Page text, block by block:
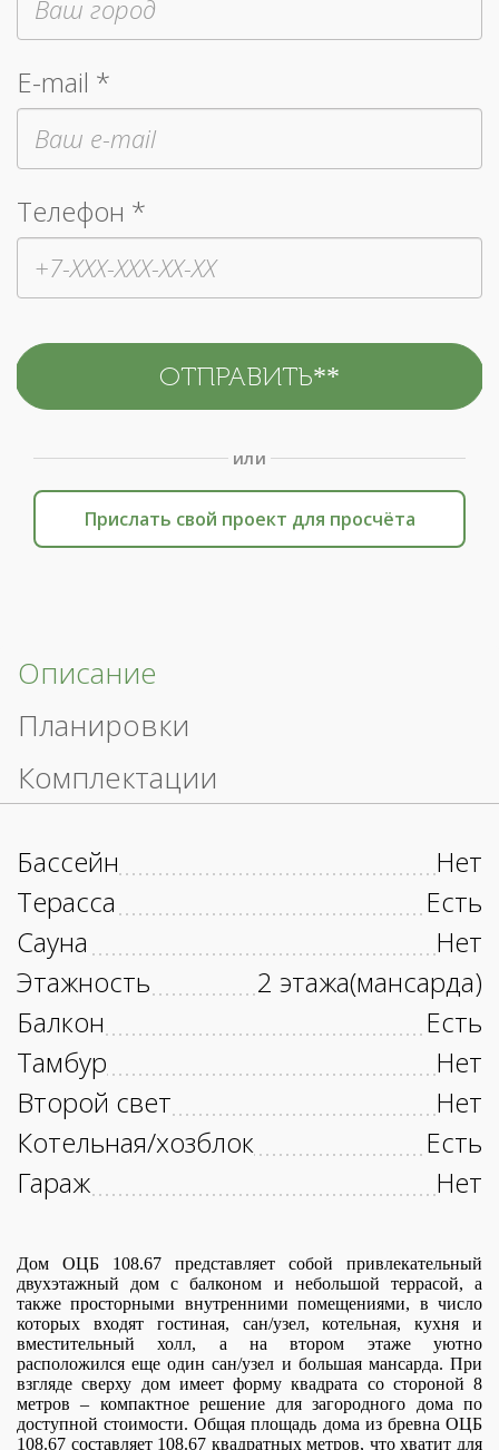
E-mail *
Телефон *
или
Прислать свой проект для просчёта
Описание
Планировки
Комплектации
Бассейн
Нет
Терасса
Есть
Сауна
Нет
Этажность
2 этажа(мансарда)
Балкон
Есть
Тамбур
Нет
Второй свет
Нет
Котельная/хозблок
Есть
Гараж
Нет
Дом ОЦБ 108.67 представляет собой привлекательный
двухэтажный дом с балконом и небольшой террасой, а
также просторными внутренними помещениями, в число
которых входят гостиная, сан/узел, котельная, кухня и
вместительный холл, а на втором этаже уютно
расположился еще один сан/узел и большая мансарда. При
взгляде сверху дом имеет форму квадрата со стороной 8
метров – компактное решение для загородного дома по
доступной стоимости. Общая площадь дома из бревна ОЦБ
108.67 составляет 108.67 квадратных метров, что хватит для